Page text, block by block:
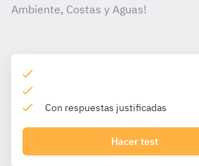
Ambiente, Costas y Aguas!
Con respuestas justificadas
Hacer test